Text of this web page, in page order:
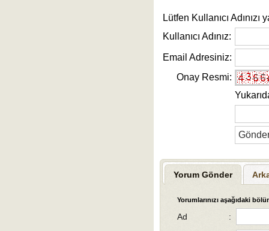
Lütfen Kullanıcı
Kullanıcı Adınız:
Email Adresiniz:
Onay Resmi:
Yorum Gönder
Yorumlarınızı aşağıdaki
Ad :